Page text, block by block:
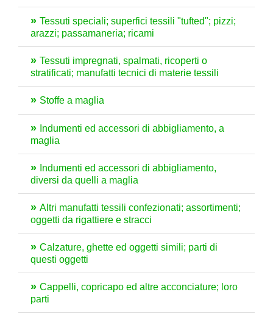
Tessuti speciali; superfici tessili "tufted"; pizzi;
arazzi; passamaneria; ricami
Tessuti impregnati, spalmati, ricoperti o
stratificati; manufatti tecnici di materie tessili
Stoffe a maglia
Indumenti ed accessori di abbigliamento, a
maglia
Indumenti ed accessori di abbigliamento,
diversi da quelli a maglia
Altri manufatti tessili confezionati; assortimenti;
oggetti da rigattiere e stracci
Calzature, ghette ed oggetti simili; parti di
questi oggetti
Cappelli, copricapo ed altre acconciature; loro
parti